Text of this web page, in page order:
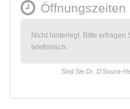
Öffnungszeiten
Nicht hinterlegt. Bitte erfragen
telefonisch.
Sind Sie Dr. D'Souza-